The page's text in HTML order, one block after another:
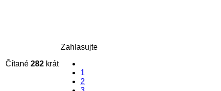
Čítané 282 krát
Zahlasujte
1
2